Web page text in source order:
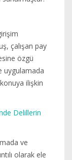
çalışan pay
özgü
uygulamada
ilişkin
Delillerin
ve
olarak ele